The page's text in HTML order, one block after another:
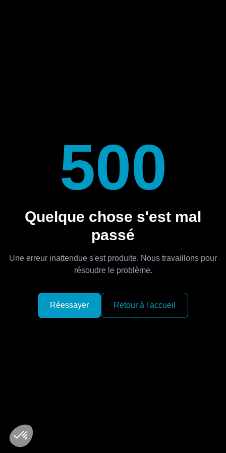
500
Quelque chose s'est mal
passé
Une erreur inattendue s'est produite. Nous travaillons pour
résoudre le problème.
Réessayer Retour à l'accueil